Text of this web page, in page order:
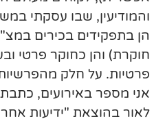
הן בתפקידים בכירים
חוקרת) והן כחוקר פרטי
פרטיות. על חלק
אני מספר באירועים,
לאור בהוצאת "ידיעות